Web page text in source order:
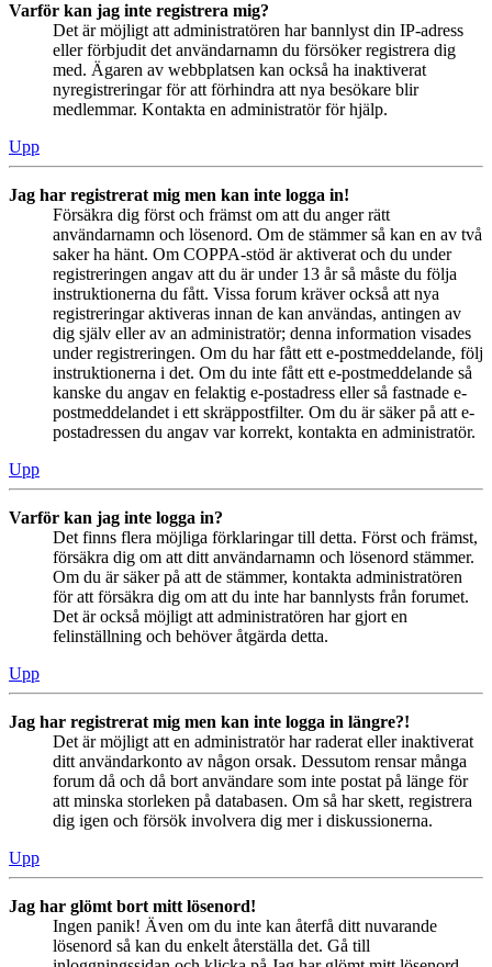
Varför kan jag inte registrera mig?
Det är möjligt att administratören har bannlyst din IP-adress
eller förbjudit det användarnamn du försöker registrera dig
med. Ägaren av webbplatsen kan också ha inaktiverat
nyregistreringar för att förhindra att nya besökare blir
medlemmar. Kontakta en administratör för hjälp.
Upp
Jag har registrerat mig men kan inte logga in!
Försäkra dig först och främst om att du anger rätt
användarnamn och lösenord. Om de stämmer så kan en av två
saker ha hänt. Om COPPA-stöd är aktiverat och du under
registreringen angav att du är under 13 år så måste du följa
instruktionerna du fått. Vissa forum kräver också att nya
registreringar aktiveras innan de kan användas, antingen av
dig själv eller av an administratör; denna information visades
under registreringen. Om du har fått ett e-postmeddelande, följ
instruktionerna i det. Om du inte fått ett e-postmeddelande så
kanske du angav en felaktig e-postadress eller så fastnade e-
postmeddelandet i ett skräppostfilter. Om du är säker på att e-
postadressen du angav var korrekt, kontakta en administratör.
Upp
Varför kan jag inte logga in?
Det finns flera möjliga förklaringar till detta. Först och främst,
försäkra dig om att ditt användarnamn och lösenord stämmer.
Om du är säker på att de stämmer, kontakta administratören
för att försäkra dig om att du inte har bannlysts från forumet.
Det är också möjligt att administratören har gjort en
felinställning och behöver åtgärda detta.
Upp
Jag har registrerat mig men kan inte logga in längre?!
Det är möjligt att en administratör har raderat eller inaktiverat
ditt användarkonto av någon orsak. Dessutom rensar många
forum då och då bort användare som inte postat på länge för
att minska storleken på databasen. Om så har skett, registrera
dig igen och försök involvera dig mer i diskussionerna.
Upp
Jag har glömt bort mitt lösenord!
Ingen panik! Även om du inte kan återfå ditt nuvarande
lösenord så kan du enkelt återställa det. Gå till